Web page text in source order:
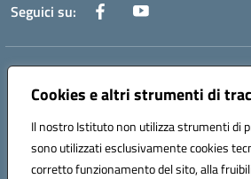
Cookies e altri strumenti di
Il nostro Istituto non utilizza strumenti di
sono utilizzati esclusivamente cookies
corretto funzionamento del sito, alla
Seguici su:
Indirizzo:
Centralino:0832/346889 Email:
Codice fiscale: 93173040754
Codice meccanografico:
LEIC8AV008